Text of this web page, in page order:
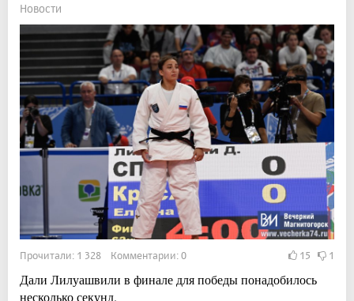
Новости
Прочитали: 1 328 Комментарии: 0 15 1
Дали Лилуашвили в финале для победы понадобилось
несколько секунд.